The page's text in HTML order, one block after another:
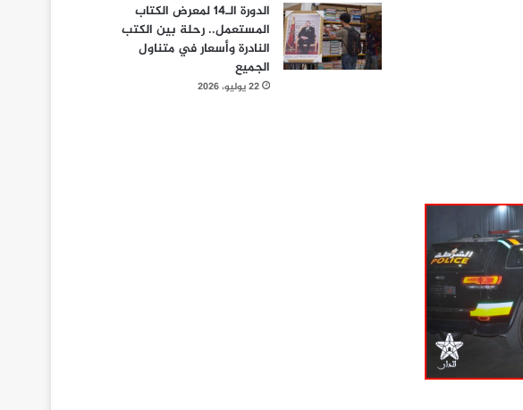
الدورة الـ14 لمعرض الكتاب
المستعمل.. رحلة بين الكتب
النادرة وأسعار في متناول
الجميع
22 يوليو، 2026